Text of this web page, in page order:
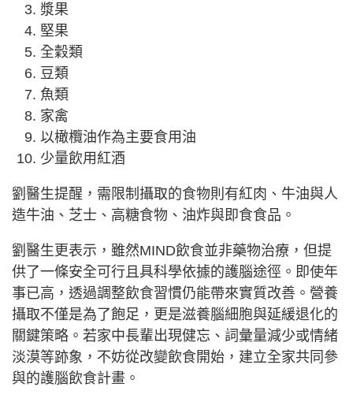
漿果
堅果
全穀類
豆類
魚類
家禽
以橄欖油作為主要食用油
少量飲用紅酒
劉醫生提醒，需限制攝取的食物則有紅肉、牛油與人
造牛油、芝士、高糖食物、油炸與即食食品。
劉醫生更表示，雖然MIND飲食並非藥物治療，但提
供了一條安全可行且具科學依據的護腦途徑。即使年
事已高，透過調整飲食習慣仍能帶來實質改善。營養
攝取不僅是為了飽足，更是滋養腦細胞與延緩退化的
關鍵策略。若家中長輩出現健忘、詞彙量減少或情緒
淡漠等跡象，不妨從改變飲食開始，建立全家共同參
與的護腦飲食計畫。